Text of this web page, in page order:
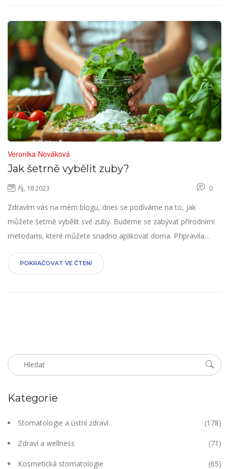
Veronika Nováková
Jak šetrně vybělit zuby?
říj, 18 2023 0
Zdravím vás na mém blogu, dnes se podíváme na to, jak
můžete šetrně vybělit své zuby. Budeme se zabývat přírodními
metodami, které můžete snadno aplikovat doma. Připravila
zdravý a zářivý úsměv. Snažím se sdílet rady, které jsou šetrné k
POKRAČOVAT VE ČTENÍ
Kategorie
Stomatologie a ústní zdraví (178)
Zdraví a wellness (71)
Kosmetická stomatologie (65)